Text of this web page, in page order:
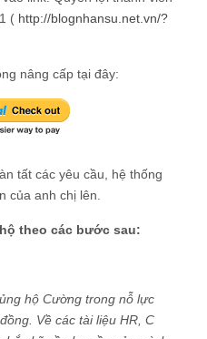
( http://blognhansu.net.vn/?
nâng cấp tại đây:
tất các yêu cầu, hệ thống
của anh chị lên.
theo các bước sau:
hộ Cường trong nỗ lực
Về các tài liệu HR, C